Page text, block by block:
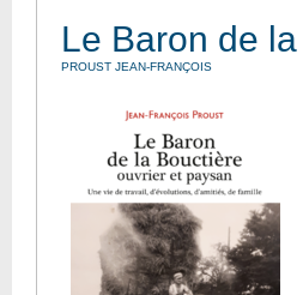
Le Baron de
PROUST JEAN-FRANÇOIS